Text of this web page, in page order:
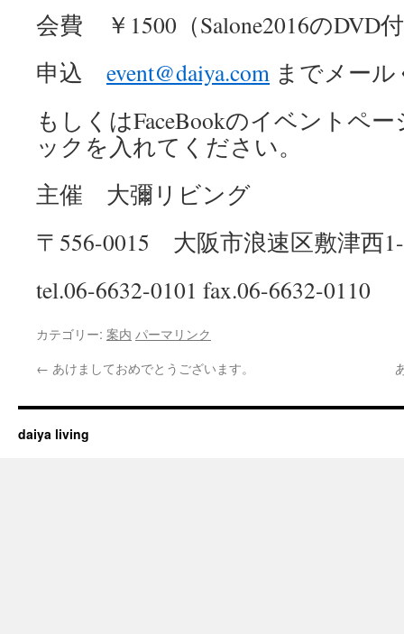
会費 ￥1500（Salone2016のDVD
申込 event@daiya.com までメー
もしくはFaceBookのイベントペ
ックを入れてください。
主催 大彌リビング
〒556-0015 大阪市浪速区敷津西
tel.06-6632-0101 fax.06-6632-0110
カテゴリー: 案内 パーマリンク
← あけましておめでとうございます。
daiya living